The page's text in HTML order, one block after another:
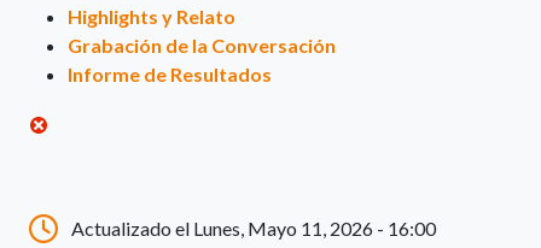
Highlights y Relato
Grabación de la Conversación
Informe de Resultados
Actualizado el Lunes, Mayo 11, 2026 - 16:00